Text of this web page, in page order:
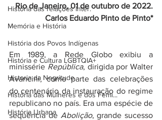
História das relações Inter.
Memória e História
História dos Povos Indígenas
História e Cultura LGBTQIA+
Historia da Negritude
História das Mulheres e dos Femi...
História Urbana
Rio de Janeiro, 01 de outubro de 2022.
Carlos Eduardo Pinto de Pinto*
Em 1989, a Rede Globo exibiu a
minissérie República, dirigida por Walter
Avancini, como parte das celebrações
do centenário da instauração do regime
republicano no país. Era uma espécie de
sequência de Abolição, grande sucesso